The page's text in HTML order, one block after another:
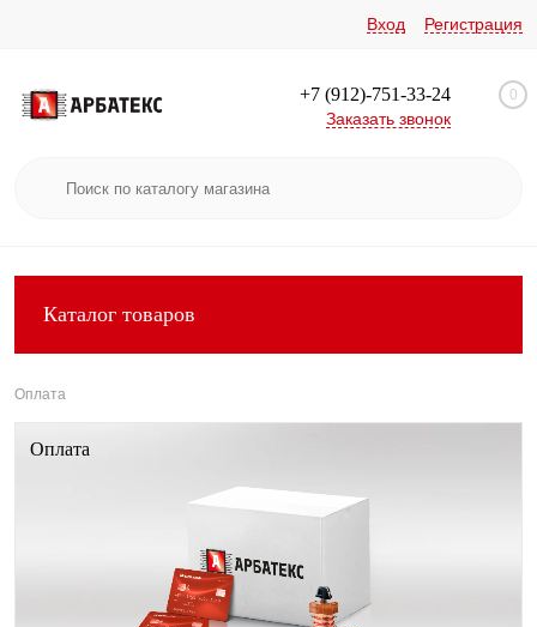
Вход Регистрация
+7 (912)-751-33-24
Заказать звонок
0
Каталог товаров
Оплата
Оплата